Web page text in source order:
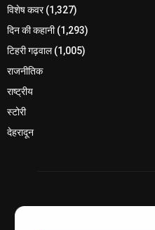
विशेष कवर(1,327)
दिन की कहानी(1,293)
टिहरी गढ़वाल(1,005)
राजनीतिक
राष्ट्रीय
स्टोरी
देहरादून